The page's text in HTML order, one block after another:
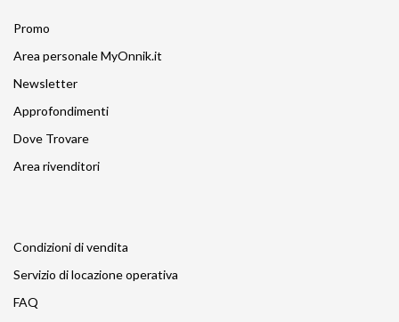
Promo
Area personale MyOnnik.it
Newsletter
Approfondimenti
Dove Trovare
Area rivenditori
Condizioni di vendita
Servizio di locazione operativa
FAQ